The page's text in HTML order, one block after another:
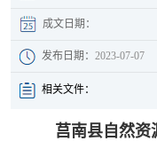
成文日期：
发布日期： 2023-07-07
相关文件：
莒南县自然资